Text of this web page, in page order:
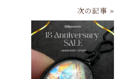
次の記事 »